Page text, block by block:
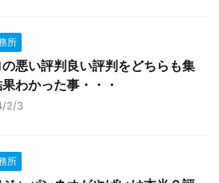
所
悪い評判良い評判をどちらも集
わかった事・・・
2/3
所